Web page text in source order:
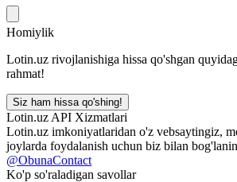
Homiylik
Lotin.uz rivojlanishiga hissa qo'shgan
rahmat!
Siz ham hissa qo'shing!
Lotin.uz API Xizmatlari
Lotin.uz imkoniyatlaridan o'z vebsaytingiz,
joylarda foydalanish uchun biz bilan
@ObunaContact
Ko'p so'raladigan savollar